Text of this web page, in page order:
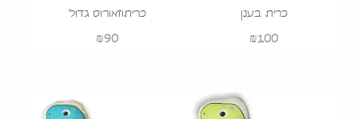
כרית בענן
₪100
כריתוזאורוס גדול
₪90